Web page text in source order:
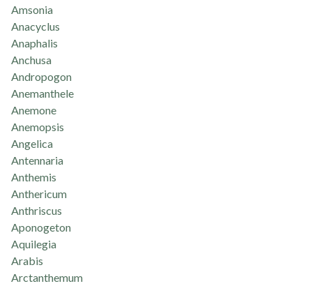
Amsonia
Anacyclus
Anaphalis
Anchusa
Andropogon
Anemanthele
Anemone
Anemopsis
Angelica
Antennaria
Anthemis
Anthericum
Anthriscus
Aponogeton
Aquilegia
Arabis
Arctanthemum